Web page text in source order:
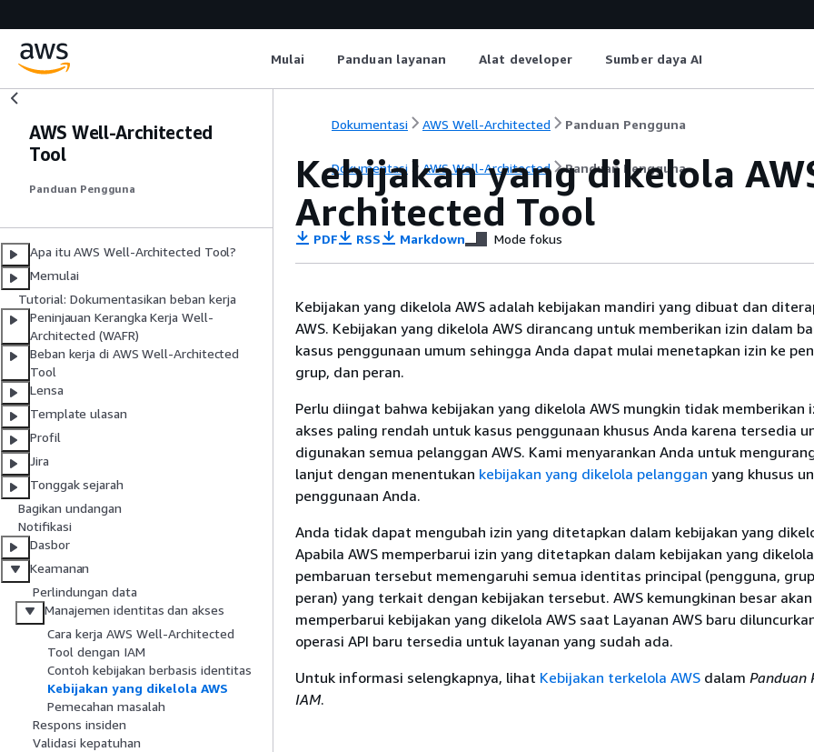
Mulai Panduan layanan Alat developer Sumber daya AI
AWS Well-Architected
Tool
Panduan Pengguna
Apa itu AWS Well-Architected Tool?
Memulai
Tutorial: Dokumentasikan beban kerja
Peninjauan Kerangka Kerja Well-
Architected (WAFR)
Beban kerja di AWS Well-Architected
Tool
Lensa
Template ulasan
Profil
Jira
Tonggak sejarah
Bagikan undangan
Notifikasi
Dasbor
Keamanan
Perlindungan data
Manajemen identitas dan akses
Cara kerja AWS Well-Architected
Tool dengan IAM
Contoh kebijakan berbasis identitas
Kebijakan yang dikelola AWS
Pemecahan masalah
Respons insiden
Validasi kepatuhan
Dokumentasi AWS Well-Architected Panduan Pengguna
Dokumentasi AWS Well-Architected Panduan Pengguna
Kebijakan yang dikelola
Architected Tool
PDF RSS Markdown Mode fokus
Kebijakan yang dikelola AWS adalah kebijakan mandiri yang dibuat dan
AWS. Kebijakan yang dikelola AWS dirancang untuk memberikan izin dalam
kasus penggunaan umum sehingga Anda dapat mulai menetapkan izin ke
grup, dan peran.
Perlu diingat bahwa kebijakan yang dikelola AWS mungkin tidak memberikan
akses paling rendah untuk kasus penggunaan khusus Anda karena tersedia
digunakan semua pelanggan AWS. Kami menyarankan Anda untuk
lanjut dengan menentukan kebijakan yang dikelola pelanggan yang khusus
penggunaan Anda.
Anda tidak dapat mengubah izin yang ditetapkan dalam kebijakan yang
Apabila AWS memperbarui izin yang ditetapkan dalam kebijakan yang dikelola
pembaruan tersebut memengaruhi semua identitas principal (pengguna,
peran) yang terkait dengan kebijakan tersebut. AWS kemungkinan besar akan
memperbarui kebijakan yang dikelola AWS saat Layanan AWS baru
operasi API baru tersedia untuk layanan yang sudah ada.
Untuk informasi selengkapnya, lihat Kebijakan terkelola AWS dalam Panduan
IAM.